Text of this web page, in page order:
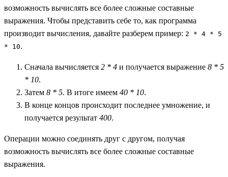
возможность вычислять все более сложные составные
выражения. Чтобы представить себе то, как программа
производит вычисления, давайте разберем пример: 2 * 4 * 5
* 10.
Сначала вычисляется 2 * 4 и получается выражение 8 * 5
* 10.
Затем 8 * 5. В итоге имеем 40 * 10.
В конце концов происходит последнее умножение, и
получается результат 400.
Операции можно соединять друг с другом, получая
возможность вычислять все более сложные составные
выражения.